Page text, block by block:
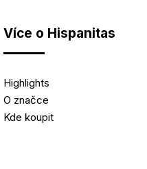
Více o Hispanitas
Highlights
O značce
Kde koupit